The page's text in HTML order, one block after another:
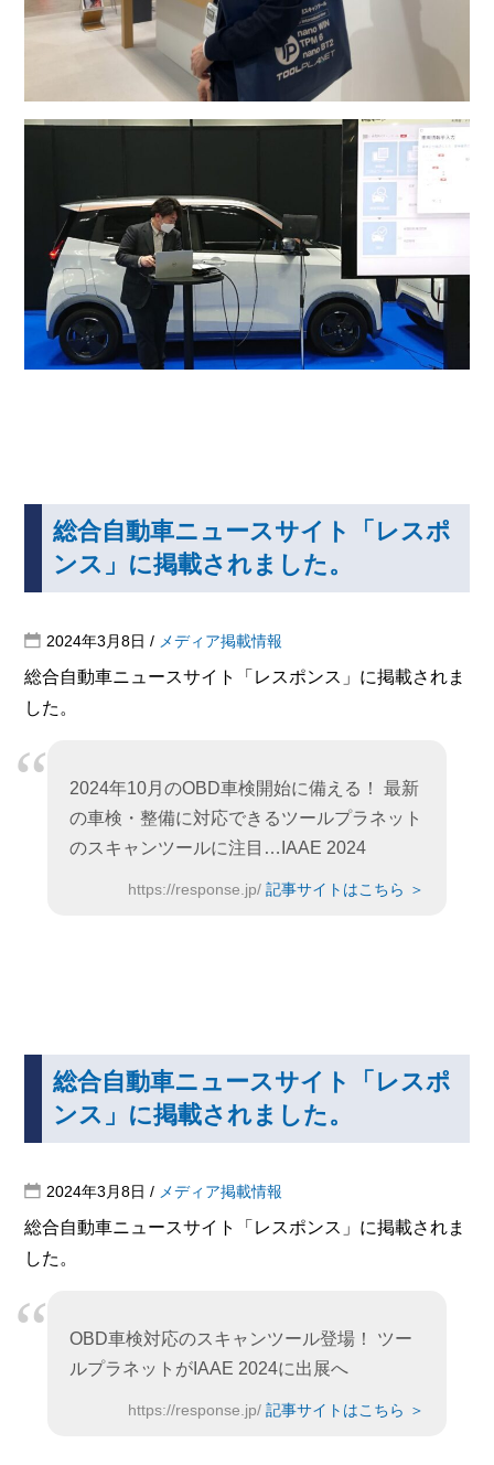
総合自動車ニュースサイト「レスポ
ンス」に掲載されました。
2024年3月8日 / メディア掲載情報
総合自動車ニュースサイト「レスポンス」に掲載されま
した。
2024年10月のOBD車検開始に備える！ 最新
の車検・整備に対応できるツールプラネット
のスキャンツールに注目…IAAE 2024
https://response.jp/記事サイトはこちら ＞
総合自動車ニュースサイト「レスポ
ンス」に掲載されました。
2024年3月8日 / メディア掲載情報
総合自動車ニュースサイト「レスポンス」に掲載されま
した。
OBD車検対応のスキャンツール登場！ ツー
ルプラネットがIAAE 2024に出展へ
https://response.jp/記事サイトはこちら ＞